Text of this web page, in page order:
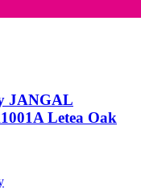
JANGAL
Letea Oak